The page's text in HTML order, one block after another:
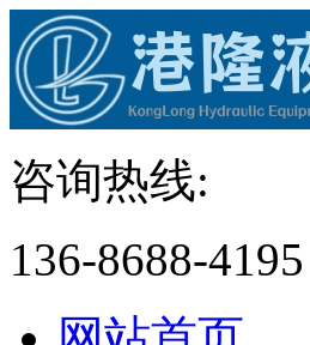
咨询热线:
136-8688-4195